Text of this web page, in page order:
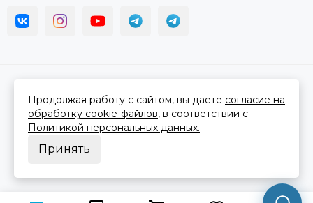
Сделано вMOSK.STUDIOдля платформыInSales
Продолжая работу с сайтом, вы даёте согласие на
обработку cookie-файлов, в соответствии с
Политикой персональных данных.
Принять